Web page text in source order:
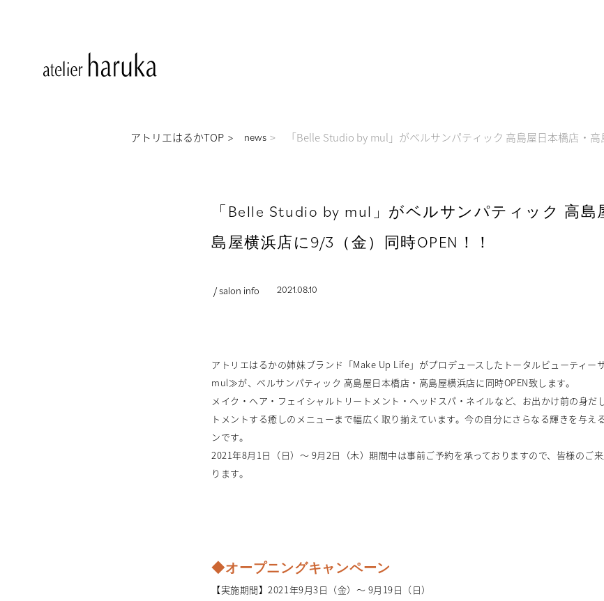
アトリエはるかTOP news 「Belle Studio by mul」がベルサンパティック 高島屋日本橋店・
「Belle Studio by mul」がベルサンパティック 高島
島屋横浜店に9/3（金）同時OPEN！！
/ salon info 2021.08.10
アトリエはるかの姉妹ブランド「Make Up Life」がプロデュースしたトータルビューティ
mul≫が、ベルサンパティック 高島屋日本橋店・高島屋横浜店に同時OPEN致します。
メイク・ヘア・フェイシャルトリートメント・ヘッドスパ・ネイルなど、お出かけ前の身だ
トメントする癒しのメニューまで幅広く取り揃えています。今の自分にさらなる輝きを与え
ンです。
2021年8月1日（日）～ 9月2日（木）期間中は事前ご予約を承っておりますので、皆様のご
ります。
◆オープニングキャンペーン
【実施期間】2021年9月3日（金）～ 9月19日（日）